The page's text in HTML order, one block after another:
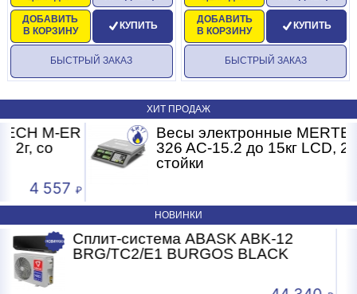
ДОБАВИТЬ
В КОРЗИНУ
КУПИТЬ
БЫСТРЫЙ ЗАКАЗ
ДОБАВИТЬ
В КОРЗИНУ
КУПИТЬ
БЫСТРЫЙ ЗАКАЗ
ХИТ ПРОДАЖ
Весы электронные MERTECH M-ER
326 AC-15.2 до 15кг LCD, 2г, без
стойки
НОВИНКИ
Сплит-система ABASK ABK-07
BRG/TC2/E1 BURGOS BLACK